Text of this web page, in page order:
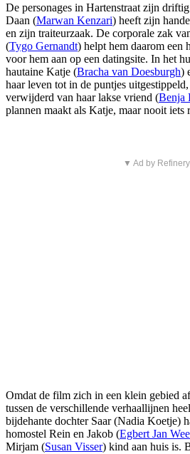
De personages in Hartenstraat zijn
Daan (Marwan Kenzari) heeft zijn
en zijn traiteurzaak. De corporale zak
(Tygo Gernandt) helpt hem daarom een
voor hem aan op een datingsite. In het
hautaine Katje (Bracha van Doesburgh)
haar leven tot in de puntjes
verwijderd van haar lakse vriend (Benja
plannen maakt als Katje, maar nooit iets
▼ Ad by
Omdat de film zich in een klein gebied
tussen de verschillende verhaallijnen
bijdehante dochter Saar (Nadia Koetje)
homostel Rein en Jakob (Egbert Jan
Mirjam (Susan Visser) kind aan huis is.